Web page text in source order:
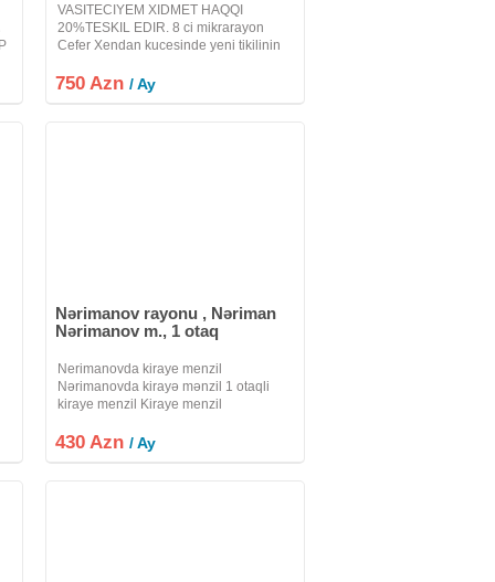
VASITECIYEM XIDMET HAQQI
20%TESKIL EDIR. 8 ci mikrarayon
Cefer Xendan kucesinde yeni tikilinin
kiraye verilir.Sekillerde gorunduyu
kimidi.Su, qaz, isiq, kombi, binanin
750 Azn/ Ay
Nərimanov rayonu , Nəriman
Nərimanov m., 1 otaq
Nerimanovda kiraye menzil
Nərimanovda kirayə mənzil 1 otaqli
kiraye menzil Kiraye menzil
Esya olaraq kravat, paltaryuyan,
metbex skafi, stol stul verilir Su , qaz,
430 Azn/ Ay